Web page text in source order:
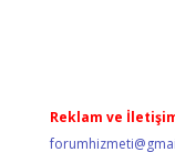
Reklam ve